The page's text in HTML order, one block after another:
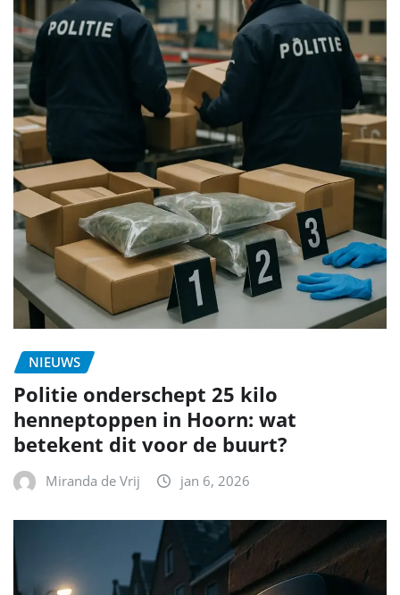
NIEUWS
Politie onderschept 25 kilo
henneptoppen in Hoorn: wat
betekent dit voor de buurt?
Miranda de Vrij jan 6, 2026